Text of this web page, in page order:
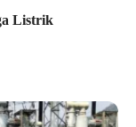
Listrik